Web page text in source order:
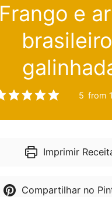
Frango e
5 from
Imprimir
Compartilhar no